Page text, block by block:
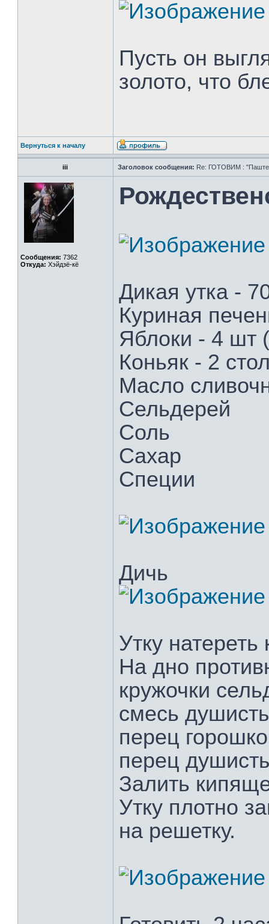
Пусть он
золото, что
Вернуться к началу
iii Заголовок сообщения: Re: ГОТОВИМ :
Сообщения: 7362
Откуда: Хэйдзё-кё
Дикая утка -
Куриная
Яблоки - 4 шт
Коньяк - 2
Масло
Сельдерей
Соль
Сахар
Специи
Дичь
Утку
На дно
кружочки
смесь
перец
перец
Залить
Утку плотно
на решетку.